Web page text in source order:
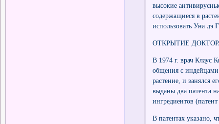
высокие
содержащиеся в
использовать Уна дэ
ОТКРЫТИЕ
В 1974 г. врач Клаус
общения с
растение, и занялся
выданы два патента
ингредиентов
В патентах указано,